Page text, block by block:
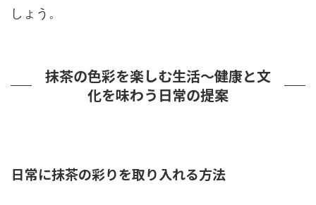
しょう。
抹茶の色彩を楽しむ生活～健康と文
化を味わう日常の提案
日常に抹茶の彩りを取り入れる方法